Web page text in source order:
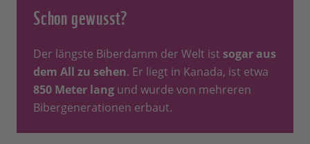
Schon gewusst?
Der längste Biberdamm der Welt ist sogar aus
dem All zu sehen. Er liegt in Kanada, ist etwa
850 Meter lang und wurde von mehreren
Bibergenerationen erbaut.